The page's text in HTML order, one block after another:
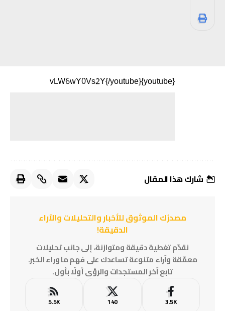
{youtube}vLW6wY0Vs2Y{/youtube}
شارك هذا المقال
مصدرُك الموثوق للأخبار والتحليلات والآراء
الدقيقة!
نقدّم تغطية دقيقة ومتوازنة، إلى جانب تحليلات
معمّقة وآراء متنوعة تساعدك على فهم ما وراء الخبر.
تابع آخر المستجدات والرؤى أولًا بأول.
3.5K
140
5.5K